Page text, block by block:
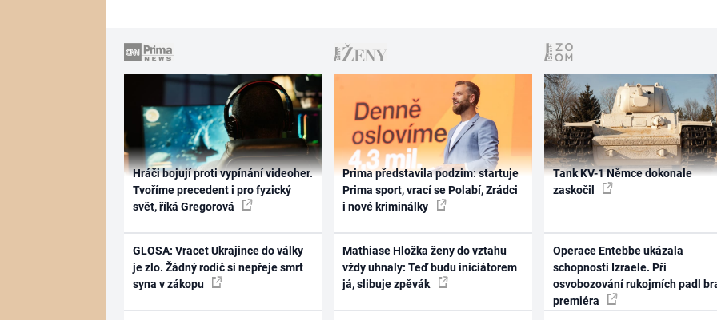
Hráči bojují proti vypínání videoher.
Tvoříme precedent i pro fyzický
svět, říká Gregorová
GLOSA: Vracet Ukrajince do války
je zlo. Žádný rodič si nepřeje smrt
syna v zákopu
Prima představila podzim: startuje
Prima sport, vrací se Polabí, Zrádci
i nové kriminálky
Mathiase Hložka ženy do vztahu
vždy uhnaly: Teď budu iniciátorem
já, slibuje zpěvák
Tank KV-1 Němce dokonale
zaskočil
Operace Entebbe ukázala
schopnosti Izraele. Při
osvobozování rukojmích padl
premiéra